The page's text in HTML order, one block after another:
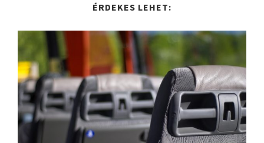
ÉRDEKES LEHET: